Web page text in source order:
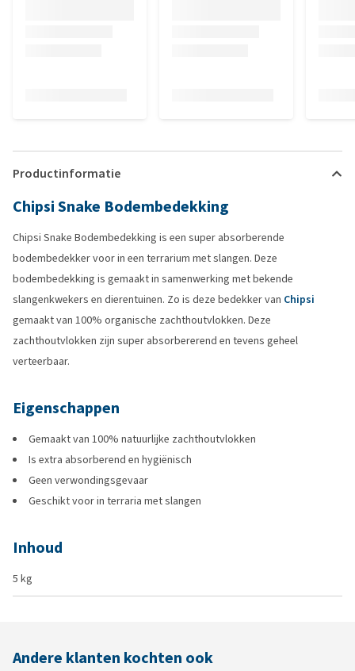
Productinformatie
Chipsi Snake Bodembedekking
Chipsi Snake Bodembedekking is een super absorberende
bodembedekker voor in een terrarium met slangen. Deze
bodembedekking is gemaakt in samenwerking met bekende
slangenkwekers en dierentuinen. Zo is deze bedekker van Chipsi
gemaakt van 100% organische zachthoutvlokken. Deze
zachthoutvlokken zijn super absorbererend en tevens geheel
verteerbaar.
Eigenschappen
Gemaakt van 100% natuurlijke zachthoutvlokken
Is extra absorberend en hygiënisch
Geen verwondingsgevaar
Geschikt voor in terraria met slangen
Inhoud
5 kg
Andere klanten kochten ook